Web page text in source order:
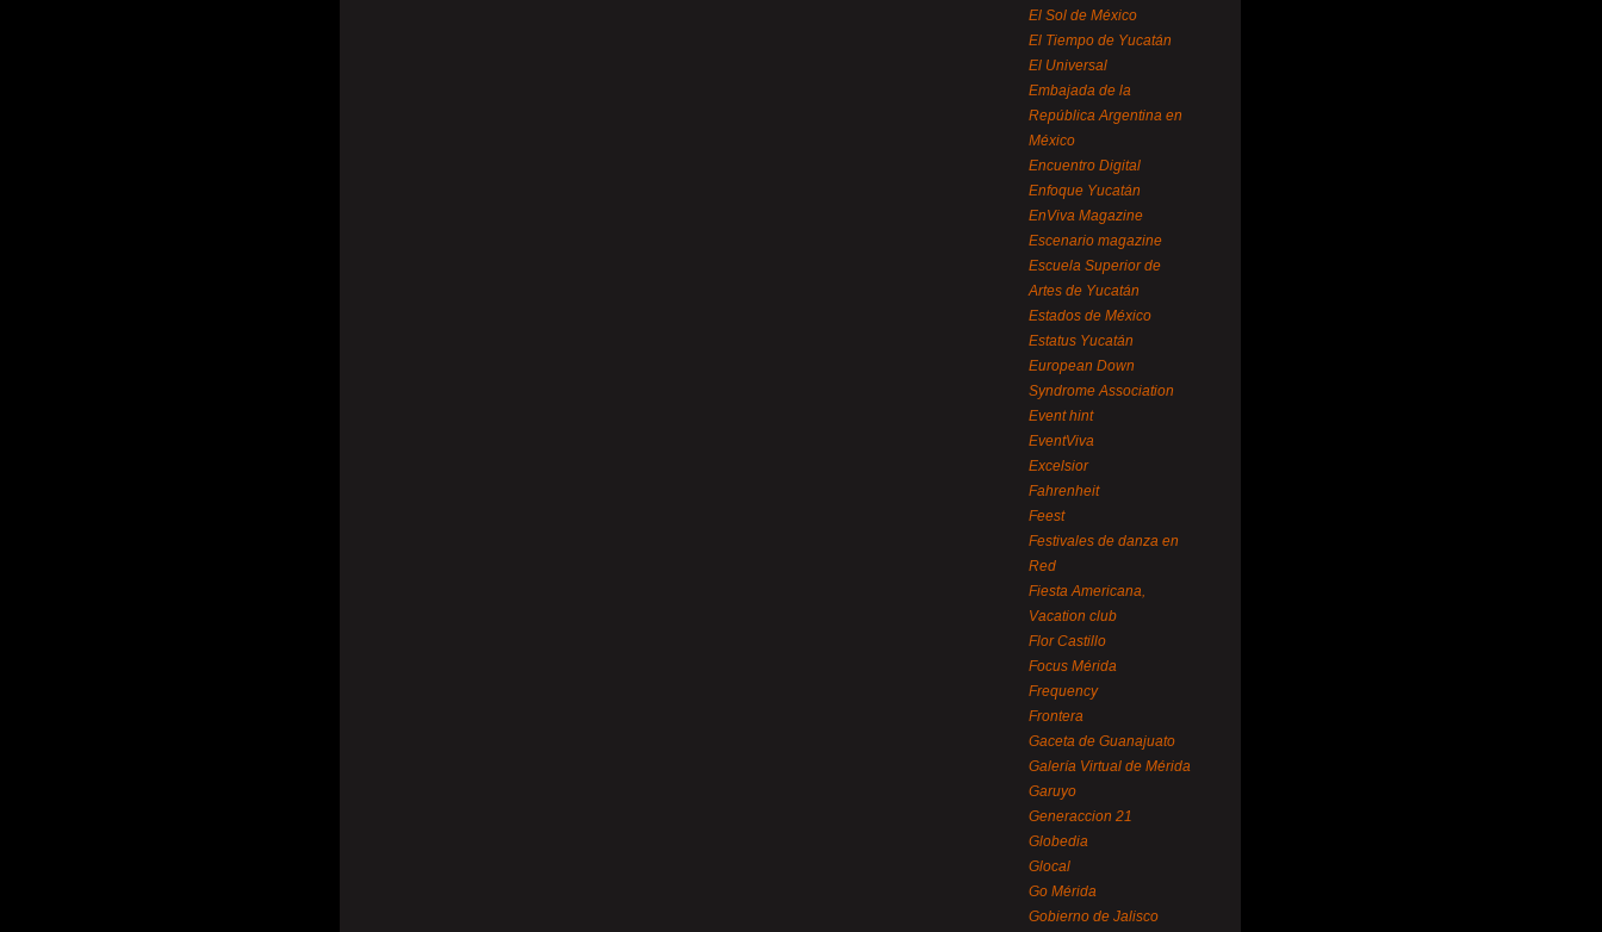
El Sol de México
El Tiempo de Yucatán
El Universal
Embajada de la
República Argentina en
México
Encuentro Digital
Enfoque Yucatán
EnViva Magazine
Escenario magazine
Escuela Superior de
Artes de Yucatán
Estados de México
Estatus Yucatán
European Down
Syndrome Association
Event hint
EventViva
Excelsior
Fahrenheit
Feest
Festivales de danza en
Red
Fiesta Americana,
Vacation club
Flor Castillo
Focus Mérida
Frequency
Frontera
Gaceta de Guanajuato
Galería Virtual de Mérida
Garuyo
Generaccion 21
Globedia
Glocal
Go Mérida
Gobierno de Jalisco